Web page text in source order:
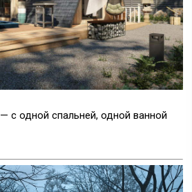
— с одной спальней, одной ванной